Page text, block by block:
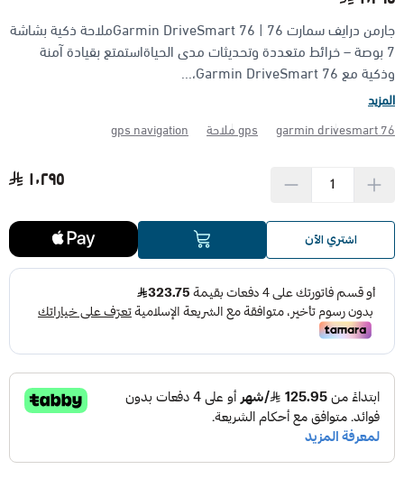
منتجات شركة فاس FAS
الأجهزة مضادة الانفجار (ATEX)
جارمن درايف سمارت 76 | Garmin DriveSmart 76ملاحة ذكية بشاشة
7 بوصة – خرائط متعددة وتحديثات مدى الحياةاستمتع بقيادة آمنة
وذكية مع Garmin DriveSmart 76،...
المزيد
garmin drivesmart 76
gps ملاحة gps navigation
١٬٢٩٥
اشتري الآن